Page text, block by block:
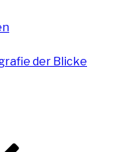
der Blicke